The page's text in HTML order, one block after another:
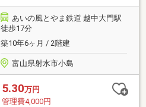
あいの風とやま鉄道 越中大門駅
徒歩17分
築10年6ヶ月 / 2階建
富山県射水市小島
5.30万円
管理費4,000円